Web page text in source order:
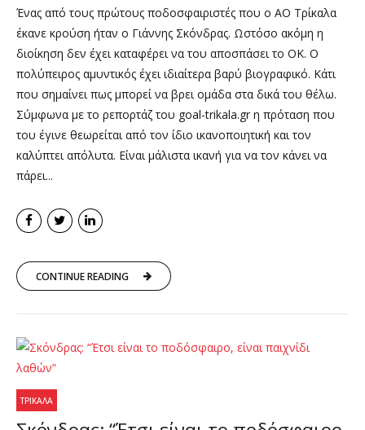
Ένας από τους πρώτους ποδοσφαιριστές που ο ΑΟ Τρίκαλα
έκανε κρούση ήταν ο Γιάννης Σκόνδρας. Ωστόσο ακόμη η
διοίκηση δεν έχει καταφέρει να του αποσπάσει το ΟΚ. Ο
πολύπειρος αμυντικός έχει ιδιαίτερα βαρύ βιογραφικό. Κάτι
που σημαίνει πως μπορεί να βρει ομάδα στα δικά του θέλω.
Σύμφωνα με το ρεπορτάζ του goal-trikala.gr η πρόταση που
του έγινε θεωρείται από τον ίδιο ικανοποιητική και τον
καλύπτει απόλυτα. Είναι μάλιστα ικανή για να τον κάνει να
πάρει...
CONTINUE READING
ΤΡΊΚΑΛΑ